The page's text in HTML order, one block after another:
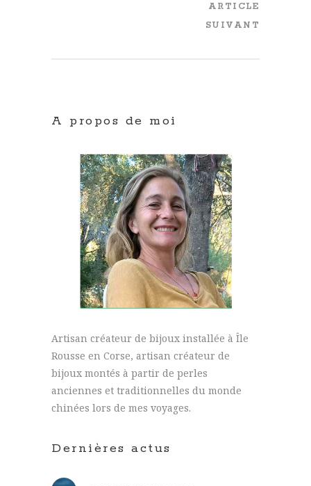
ARTICLE
SUIVANT
A propos de moi
Artisan créateur de bijoux installée à Île
Rousse en Corse, artisan créateur de
bijoux montés à partir de perles
anciennes et traditionnelles du monde
chinées lors de mes voyages.
Dernières actus